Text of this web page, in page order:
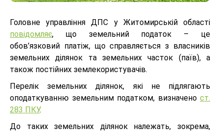
Головне управління ДПС у Житомирській області
повідомляє, що земельний податок – це
обов’язковий платіж, що справляється з власників
земельних ділянок та земельних часток (паїв), а
також постійних землекористувачів.
Перелік земельних ділянок, які не підлягають
оподаткуванню земельним податком, визначено ст.
283 ПКУ.
До таких земельних ділянок належать, зокрема,